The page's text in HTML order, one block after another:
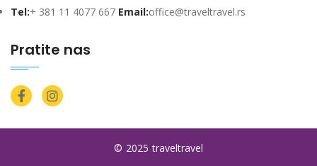
Tel:+ 381 11 4077 667 Email:office@traveltravel.rs
Pratite nas
© 2025 traveltravel